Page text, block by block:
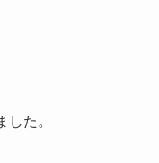
た。